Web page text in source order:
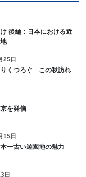
後編：日本における近
25日
りくつろぐ この秋訪れ
を発信
15日
一古い遊園地の魅力
日